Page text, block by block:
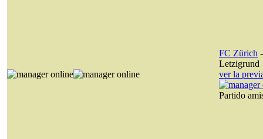
FC Zürich
Letzigrund
ver la
Partido